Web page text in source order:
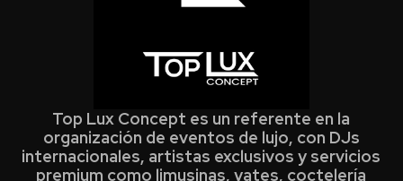
Top Lux Concept es un referente en la
organización de eventos de lujo, con DJs
internacionales, artistas exclusivos y servicios
premium como limusinas, yates, coctelería